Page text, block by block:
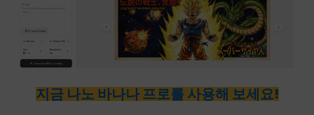
지금 나노 바나나 프로를 사용해 보세요!